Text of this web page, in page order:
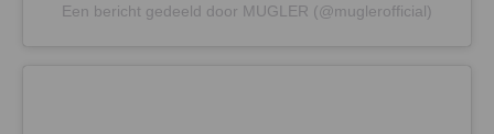
Een bericht gedeeld door MUGLER (@muglerofficial)